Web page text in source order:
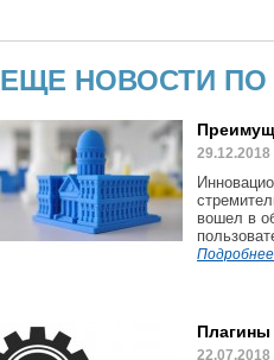
ЕЩЕ НОВОСТИ ПО
29.12.2018
вошел в
22.07.2018